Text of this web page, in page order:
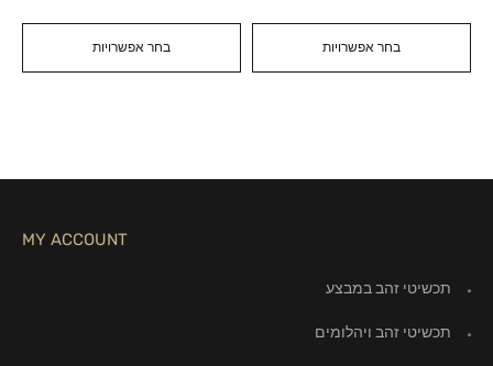
בחר אפשרויות בחר אפשרויות
MY ACCOUNT
תכשיטי זהב במבצע
תכשיטי זהב ויהלומים